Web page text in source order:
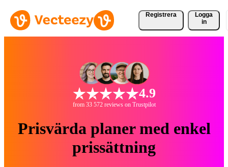
Registrera
Logga
in
4.9
from 33 572 reviews on Trustpilot
Prisvärda planer med enkel
prissättning